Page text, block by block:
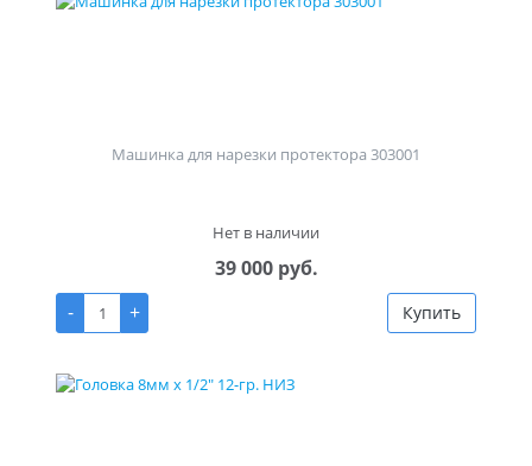
Машинка для нарезки протектора 303001
Нет в наличии
39 000 руб.
-
+ Купить